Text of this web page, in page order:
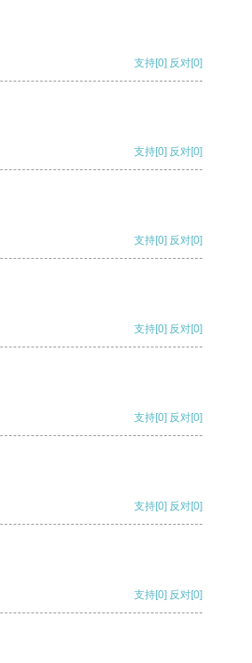
支持[0] 反对[0]
支持[0] 反对[0]
支持[0] 反对[0]
支持[0] 反对[0]
支持[0] 反对[0]
支持[0] 反对[0]
支持[0] 反对[0]